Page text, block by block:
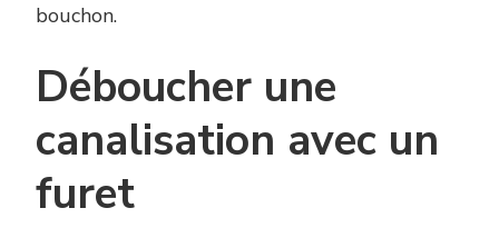
bouchon.
Déboucher une
canalisation avec un
furet